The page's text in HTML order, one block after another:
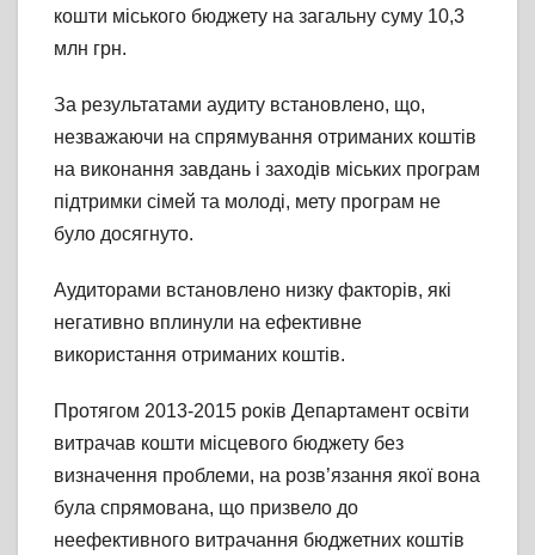
кошти міського бюджету на загальну суму 10,3
млн грн.
За результатами аудиту встановлено, що,
незважаючи на спрямування отриманих коштів
на виконання завдань і заходів міських програм
підтримки сімей та молоді, мету програм не
було досягнуто.
Аудиторами встановлено низку факторів, які
негативно вплинули на ефективне
використання отриманих коштів.
Протягом 2013-2015 років Департамент освіти
витрачав кошти місцевого бюджету без
визначення проблеми, на розв’язання якої вона
була спрямована, що призвело до
неефективного витрачання бюджетних коштів